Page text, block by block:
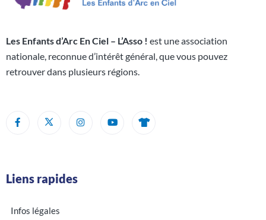
Les Enfants d’Arc En Ciel – L’Asso ! est une association
nationale, reconnue d’intérêt général, que vous pouvez
retrouver dans plusieurs régions.
Liens rapides
Infos légales